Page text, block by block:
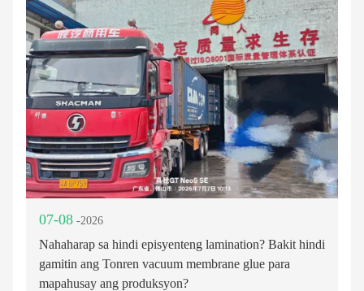
07-08 -2026
Nahaharap sa hindi episyenteng lamination? Bakit hindi
gamitin ang Tonren vacuum membrane glue para
mapahusay ang produksyon?